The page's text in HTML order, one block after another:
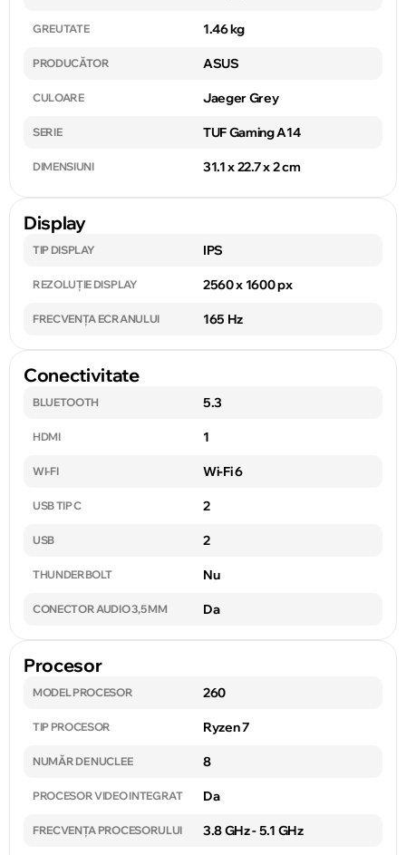
GREUTATE 1.46 kg
PRODUCĂTOR ASUS
CULOARE Jaeger Grey
SERIE TUF Gaming A14
DIMENSIUNI 31.1 x 22.7 x 2 cm
Display
TIP DISPLAY IPS
REZOLUȚIE DISPLAY 2560 x 1600 px
FRECVENȚA ECRANULUI 165 Hz
Conectivitate
BLUETOOTH 5.3
HDMI 1
WI-FI Wi-Fi 6
USB TIP C 2
USB 2
THUNDERBOLT Nu
CONECTOR AUDIO 3,5 MM Da
Procesor
MODEL PROCESOR 260
TIP PROCESOR Ryzen 7
NUMĂR DE NUCLEE 8
PROCESOR VIDEO INTEGRAT Da
FRECVENȚA PROCESORULUI 3.8 GHz - 5.1 GHz